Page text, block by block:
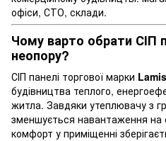
офіси, СТО, склади.
Чому варто обрати СІП
неопору?
СІП панелі торгової марки
будівництва теплого,
житла. Завдяки утеплювачу з
зменшується навантаження на
комфорт у приміщенні